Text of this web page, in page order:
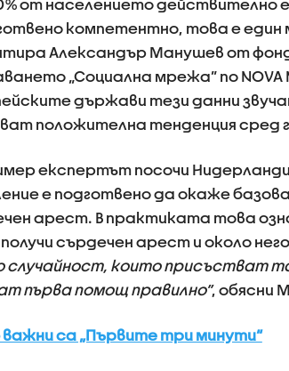
от населението
компетентно, това е един
Александър Манушев от
„Социална мрежа” по NOVA
държави тези данни
положителна тенденция сред
експертът посочи
е подготвено да окаже
арест. В практиката това
получи сърдечен арест и около
случайност, които присъстват
първа помощ правилно”, обясни
важни са „Първите три минути“